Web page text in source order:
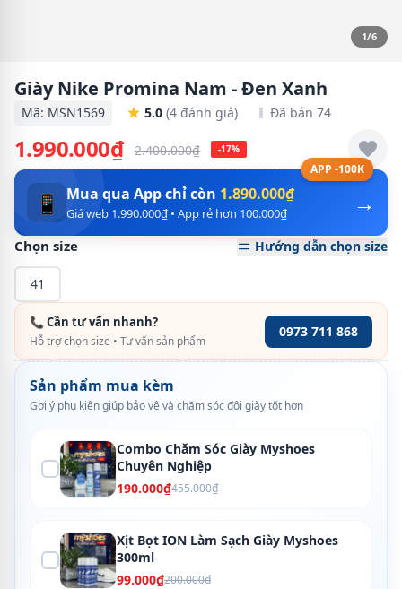
1/6
Giày Nike Promina Nam - Đen Xanh
Mã: MSN1569 5.0 (4 đánh giá) Đã bán 74
1.990.000₫ 2.400.000₫ -17%
APP -100K
→
📱 Mua qua App chỉ còn 1.890.000₫
Giá web 1.990.000₫ • App rẻ hơn 100.000₫
Chọn size Hướng dẫn chọn size
41
📞 Cần tư vấn nhanh?
Hỗ trợ chọn size • Tư vấn sản phẩm
0973 711 868
Sản phẩm mua kèm
Gợi ý phụ kiện giúp bảo vệ và chăm sóc đôi giày tốt hơn
Combo Chăm Sóc Giày Myshoes
Chuyên Nghiệp
190.000₫455.000₫
Xịt Bọt ION Làm Sạch Giày Myshoes
300ml
99.000₫200.000₫